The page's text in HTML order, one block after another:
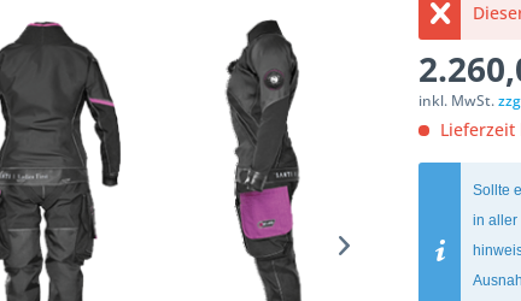
inkl. MwSt.
Sollte
in aller